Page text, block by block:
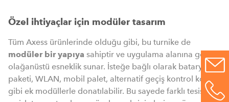
Özel ihtiyaçlar için modüler tasarım
Tüm Axess ürünlerinde olduğu gibi, bu turnike de
modüler bir yapıya sahiptir ve uygulama alanına göre
olağanüstü esneklik sunar. İsteğe bağlı olarak batarya
paketi, WLAN, mobil palet, alternatif geçiş kontrol kolları
gibi ek modüllerle donatılabilir. Bu sayede farklı tesislerin